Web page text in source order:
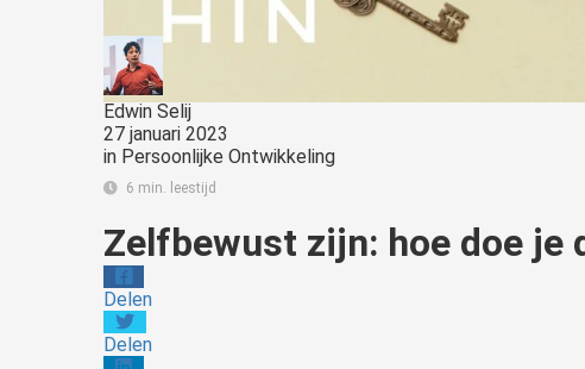
Edwin Selij
27 januari 2023
in Persoonlijke Ontwikkeling
6 min. leestijd
Zelfbewust zijn: hoe doe je
Delen
Delen